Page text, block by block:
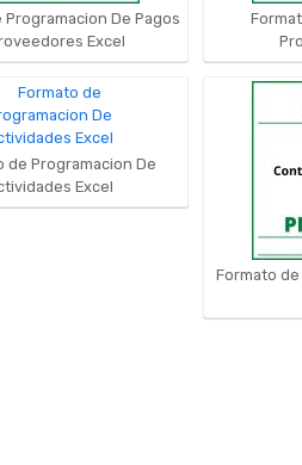
Programacion De Pagos
Excel
de Programacion De
Excel
Formato